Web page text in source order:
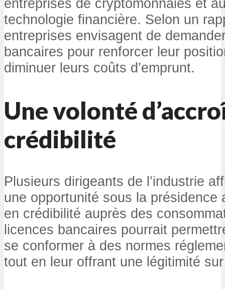
entreprises de cryptomonnaies et
technologie financière. Selon un
entreprises envisagent de
bancaires pour renforcer leur
diminuer leurs coûts d’emprunt.
Une volonté
crédibilité
Plusieurs dirigeants de l’industrie
une opportunité sous la présidence
en crédibilité auprès des
licences bancaires pourrait
se conformer à des normes
tout en leur offrant une légitimité